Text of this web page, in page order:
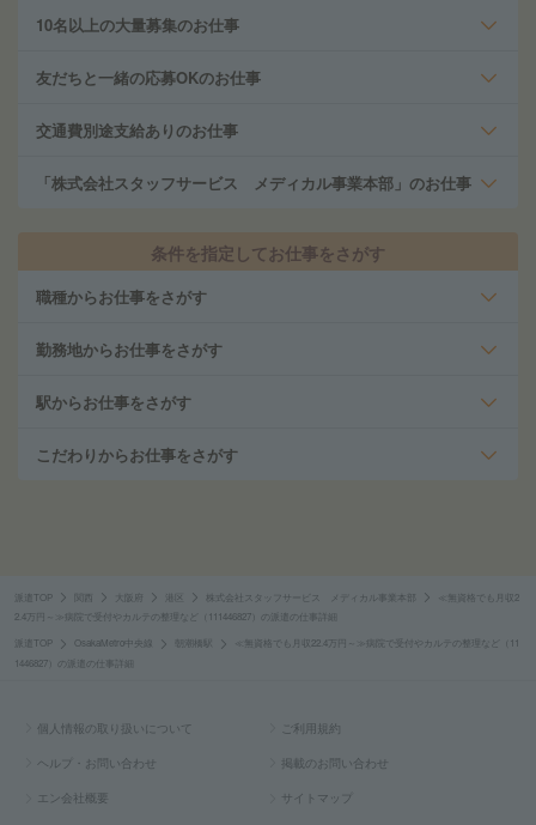
10名以上の大量募集のお仕事
友だちと一緒の応募OKのお仕事
交通費別途支給ありのお仕事
「株式会社スタッフサービス メディカル事業本部」のお仕事
条件を指定してお仕事をさがす
職種からお仕事をさがす
勤務地からお仕事をさがす
駅からお仕事をさがす
こだわりからお仕事をさがす
派遣TOP 関西 大阪府 港区 株式会社スタッフサービス メディカル事業本部
≪無資格でも月収2
2.4万円～≫病院で受付やカルテの整理など（111446827）の派遣の仕事詳細
派遣TOP OsakaMetro中央線 朝潮橋駅
≪無資格でも月収22.4万円～≫病院で受付やカルテの整理など（11
1446827）の派遣の仕事詳細
個人情報の取り扱いについて ご利用規約
ヘルプ・お問い合わせ 掲載のお問い合わせ
エン会社概要 サイトマップ